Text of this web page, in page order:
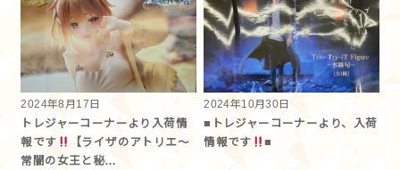
2024年8月17日
トレジャーコーナーより入荷情
報です
【ライザのアトリエ～
常闇の女王と秘…
2024年10月30日
■トレジャーコーナーより、入荷
情報です
■